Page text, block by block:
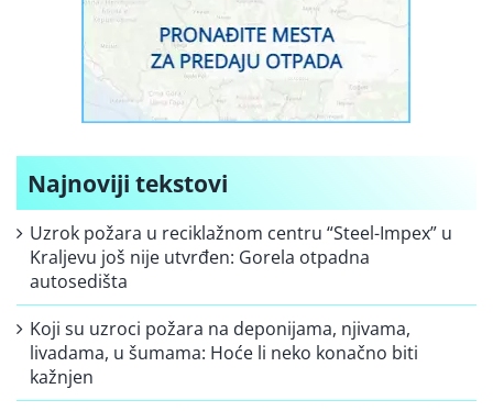
Najnoviji tekstovi
Uzrok požara u reciklažnom centru “Steel-Impex” u
Kraljevu još nije utvrđen: Gorela otpadna
autosedišta
Koji su uzroci požara na deponijama, njivama,
livadama, u šumama: Hoće li neko konačno biti
kažnjen